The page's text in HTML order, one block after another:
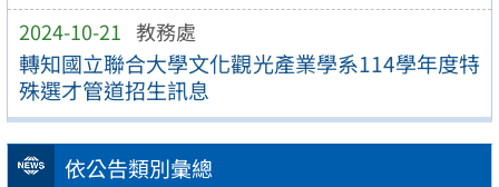
2024-10-21 教務處
轉知國立聯合大學文化觀光產業學系114學年度特
殊選才管道招生訊息
依公告類別彙總